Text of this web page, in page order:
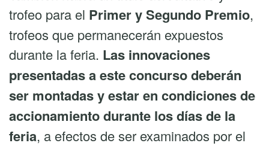
trofeo para el Primer y Segundo Premio,
trofeos que permanecerán expuestos
durante la feria. Las innovaciones
presentadas a este concurso deberán
ser montadas y estar en condiciones de
accionamiento durante los días de la
feria, a efectos de ser examinados por el